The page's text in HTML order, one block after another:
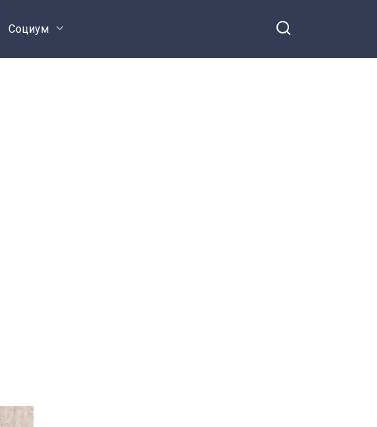
Социум